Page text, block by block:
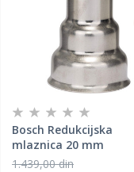
Bosch Redukcijska
mlaznica 20 mm
1609201648
1.439,00 din